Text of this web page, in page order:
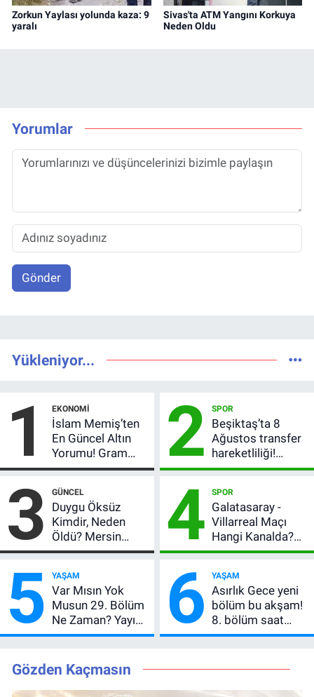
Zorkun Yaylası yolunda kaza: 9
yaralı
Sivas'ta ATM Yangını Korkuya
Neden Oldu
Yorumlar
Gönder
Yükleniyor...
1 EKONOMI
İslam Memiş’ten
En Güncel Altın
Yorumu! Gram
Altın İçin 6.350 TL
Beklentisi
Değişmedi
2 SPOR
Beşiktaş’ta 8
Ağustos transfer
hareketliliği!
Yönetim 5 bölge
bastı
3 GÜNCEL
Duygu Öksüz
Kimdir, Neden
Öldü? Mersin
Basınının Acı
4 SPOR
Galatasaray -
Villarreal Maçı
Hangi Kanalda?
Hazırlık Maçı Ne
Kaçta, Nereden
İzlenir?
5 YAŞAM
Var Mısın Yok
Musun 29. Bölüm
Ne Zaman? Yayın
Günü Değişti, Yeni
6 YAŞAM
Asırlık Gece yeni
bölüm bu akşam!
8. bölüm saat
kaçta, TRT 1 canlı
Gözden Kaçmasın